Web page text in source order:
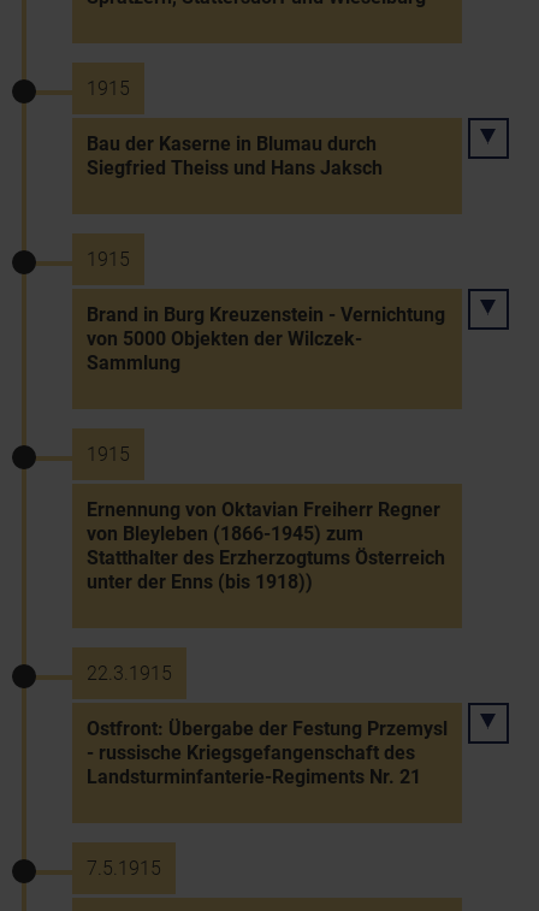
1915
Bau der Kaserne in Blumau durch
Siegfried Theiss und Hans Jaksch
1915
Brand in Burg Kreuzenstein - Vernichtung
von 5000 Objekten der Wilczek-
Sammlung
1915
Ernennung von Oktavian Freiherr Regner
von Bleyleben (1866-1945) zum
Statthalter des Erzherzogtums Österreich
unter der Enns (bis 1918))
22.3.1915
Ostfront: Übergabe der Festung Przemysl
- russische Kriegsgefangenschaft des
Landsturminfanterie-Regiments Nr. 21
7.5.1915